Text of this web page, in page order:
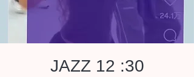
JAZZ 12 :30